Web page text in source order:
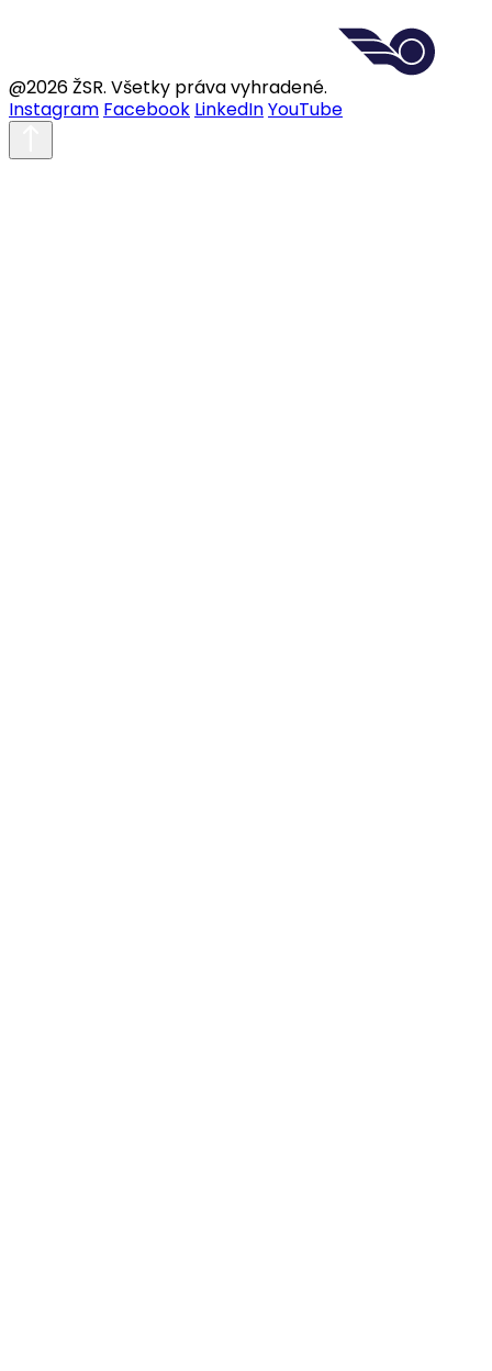
@2026 ŽSR. Všetky práva vyhradené.
Instagram Facebook LinkedInYouTube